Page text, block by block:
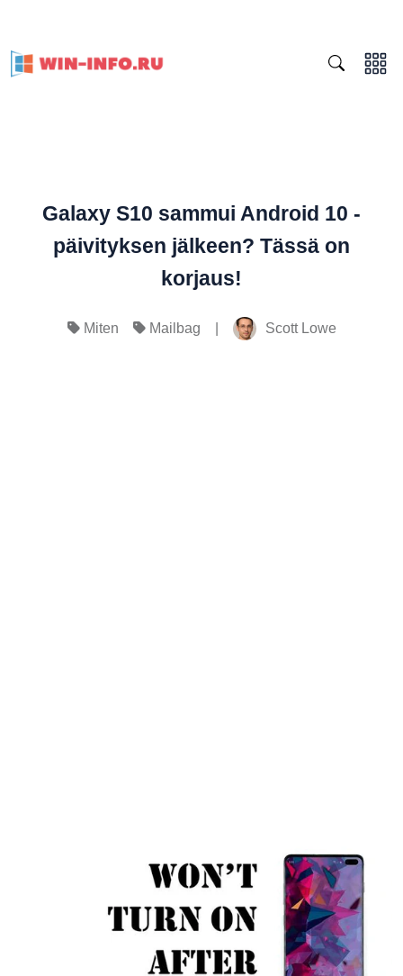
Galaxy S10 sammui Android 10 -
päivityksen jälkeen? Tässä on
korjaus!
Miten Mailbag | Scott Lowe